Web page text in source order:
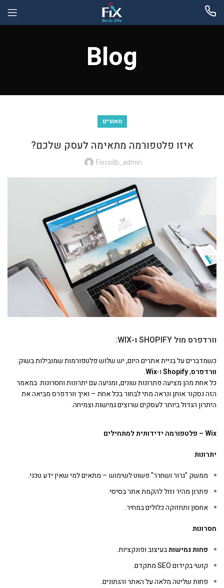
Blog
מאמרים
איזו פלטפורמה מתאימה לעסק שלכם?
Fixcoilb_admin
וורדפרס מול SHOPIFY ו-WIX:
כשמדברים על בניית אתרים היום, יש שלוש פלטפורמות שמובילות בשוק:
וורדפרס,
Shopifyו-Wix
.
כל אחת מהן מציעה פתרונות שונים, ומגיעה עם יתרונות וחסרונות. במאמר
הזה נסקור אותן ונראה מתי לבחור בכל אחת – ואיך וורדפרס מביאה את
היתרון הגדול ביותר לעסקים שרוצים גמישות וצמיחה.
Wix –
פלטפורמה ידידותית למתחילים
יתרונות
ממשק "גרור ושחרר" פשוט לשימוש – מתאים למי שאין ידע טכני.
פתרון מהיר וזול להקמת אתר בסיסי.
אחסון ותחזוקה כלולים במחיר.
חסרונות
פחות גמישותבעיצוב ופונקציות.
קושי בקידום SEO מתקדם.
פחות שליטה מלאה על האתר והנתונים.